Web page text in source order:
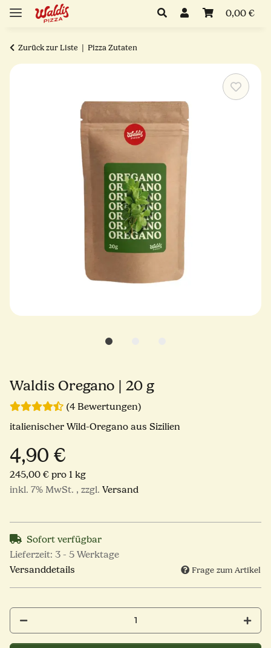
0,00 €
Zurück zur Liste Pizza Zutaten
Waldis Oregano | 20 g
(4 Bewertungen)
italienischer Wild-Oregano aus Sizilien
4,90 €
245,00 € pro 1 kg
inkl. 7% MwSt. , zzgl. Versand
Sofort verfügbar
Lieferzeit: 3 - 5 Werktage
Versanddetails
Frage zum Artikel